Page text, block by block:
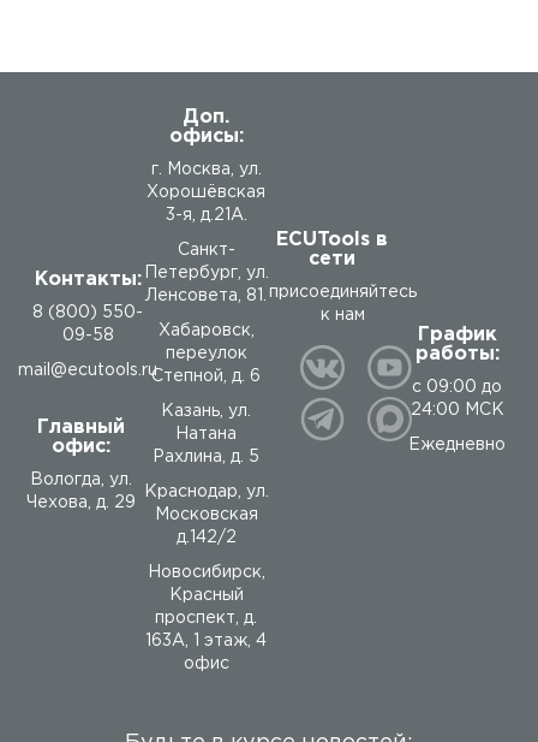
Контакты:
8 (800) 550-
09-58
mail@ecutools.ru
Главный
офис:
Вологда
ул.
Чехова, д. 29
Доп.
офисы:
г. Москва, ул.
Хорошёвская
3-я, д.21А.
Санкт-
Петербург, ул.
Ленсовета, 81.
Хабаровск,
переулок
Степной, д. 6
Казань, ул.
Натана
Рахлина, д. 5
Краснодар, ул.
Московская
д.142/2
Новосибирск,
Красный
проспект, д.
163А, 1 этаж, 4
офис
ECUTools в
сети
присоединяйтесь
к нам
График
работы:
с 09:00 до
24:00 МСК
Ежедневно